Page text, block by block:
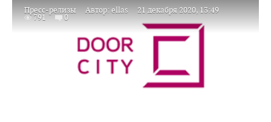
Пресс-релизы Автор:ellas 21 декабря 2020, 13:49
791 0